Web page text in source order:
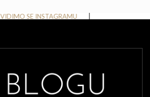
VIDIMO SE INSTAGRAMU
has returned invalid data.